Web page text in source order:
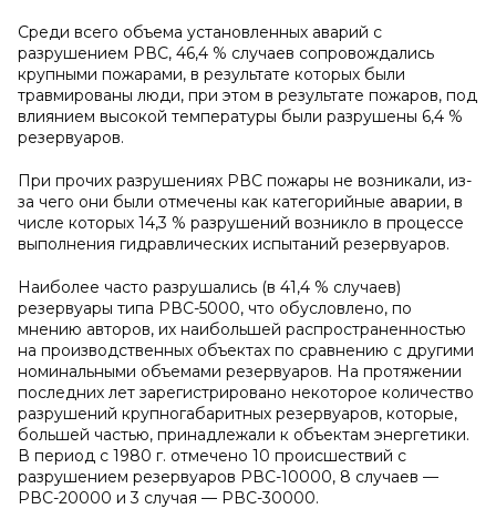
Среди всего объема установленных аварий с
разрушением РВС, 46,4 % случаев сопровождались
крупными пожарами, в результате которых были
травмированы люди, при этом в результате пожаров, под
влиянием высокой температуры были разрушены 6,4 %
резервуаров.
При прочих разрушениях РВС пожары не возникали, из-
за чего они были отмечены как категорийные аварии, в
числе которых 14,3 % разрушений возникло в процессе
выполнения гидравлических испытаний резервуаров.
Наиболее часто разрушались (в 41,4 % случаев)
резервуары типа РВС-5000, что обусловлено, по
мнению авторов, их наибольшей распространенностью
на производственных объектах по сравнению с другими
номинальными объемами резервуаров. На протяжении
последних лет зарегистрировано некоторое количество
разрушений крупногабаритных резервуаров, которые,
большей частью, принадлежали к объектам энергетики.
В период с 1980 г. отмечено 10 происшествий с
разрушением резервуаров РВС-10000, 8 случаев —
РВС-20000 и 3 случая — РВС-30000.